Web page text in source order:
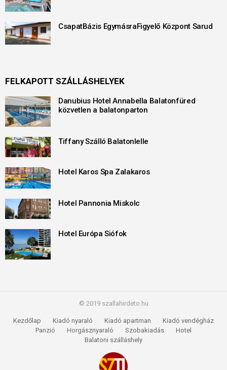
CsapatBázis EgymásraFigyelő Központ Sarud
FELKAPOTT SZÁLLÁSHELYEK
Danubius Hotel Annabella Balatonfüred
közvetlen a balatonparton
Tiffany Szálló Balatonlelle
Hotel Karos Spa Zalakaros
Hotel Pannonia Miskolc
Hotel Európa Siófok
© 2019 szallahirdeto.hu
Kezdőlap Kiadó nyaraló Kiadó apartman
Kiadó vendégház
Panzió
Horgásznyaraló Szobakiadás
Hotel
Balatoni szálláshely